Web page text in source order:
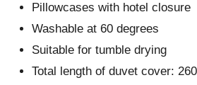
Pillowcases with hotel closure
Washable at 60 degrees
Suitable for tumble drying
Total length of duvet cover: